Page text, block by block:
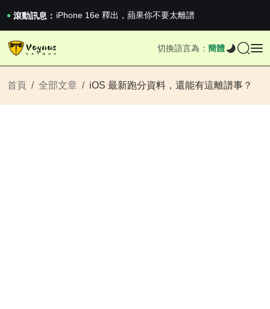
滾動訊息：
iPhone 16e 釋出，蘋果你不要太離譜
iPhone 16e 釋出，蘋果你不要太離譜
切換語言為： 簡體
首頁 全部文章 iOS 最新跑分資料，還能有這離譜事？